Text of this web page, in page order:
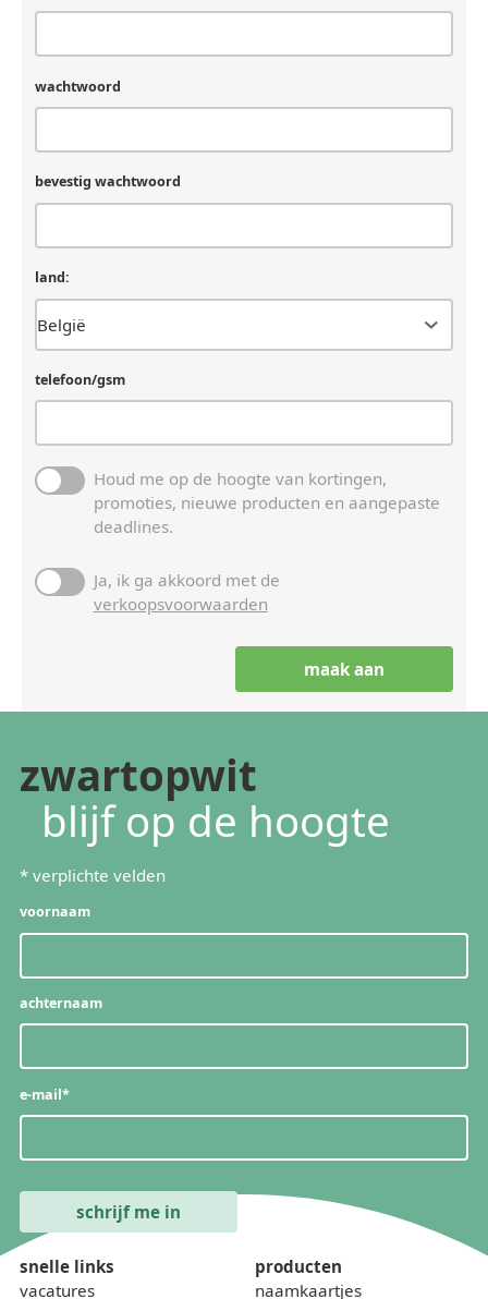
wachtwoord
bevestig wachtwoord
land:
telefoon/gsm
Houd me op de hoogte van kortingen,
promoties, nieuwe producten en aangepaste
deadlines.
Ja, ik ga akkoord met de
verkoopsvoorwaarden
zwartopwit
blijf op de hoogte
* verplichte velden
voornaam
achternaam
e-mail*
snelle links
vacatures
producten
naamkaartjes